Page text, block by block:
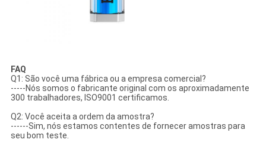
FAQ
Q1: São você uma fábrica ou a empresa comercial?
-----Nós somos o fabricante original com os aproximadamente
300 trabalhadores, ISO9001 certificamos.
Q2: Você aceita a ordem da amostra?
------Sim, nós estamos contentes de fornecer amostras para
seu bom teste.